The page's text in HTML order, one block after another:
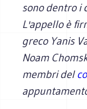
sono dentro i
L'appello è
greco Yanis
Noam
membri del